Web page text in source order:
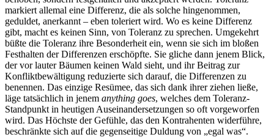
markiert allemal eine Differenz, die als solche hingenommen,
geduldet, anerkannt – eben toleriert wird. Wo es keine Differenz
gibt, macht es keinen Sinn, von Toleranz zu sprechen. Umgekehrt
büßte die Toleranz ihre Besonderheit ein, wenn sie sich im bloßen
Festhalten der Differenzen erschöpfte. Sie gliche dann jenem Blick,
der vor lauter Bäumen keinen Wald sieht, und ihr Beitrag zur
Konfliktbewältigung reduzierte sich darauf, die Differenzen zu
benennen. Das einzige Resümee, das sich dank ihrer ziehen ließe,
läge tatsächlich in jenem anything goes, welches dem Toleranz-
Standpunkt in heutigen Auseinandersetzungen so oft vorgeworfen
wird. Das Höchste der Gefühle, das den Kontrahenten widerführe,
beschränkte sich auf die gegenseitige Duldung von „egal was“.